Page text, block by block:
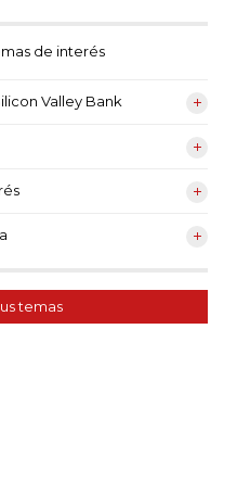
de interés
Valley Bank
temas